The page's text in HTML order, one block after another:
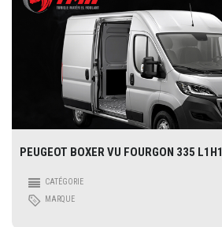
PEUGEOT BOXER VU FOURGON 335 L1H1
CATÉGORIE
MARQUE